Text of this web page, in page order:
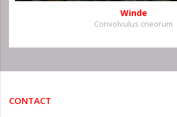
Winde
Convolvulus cneorum
CONTACT